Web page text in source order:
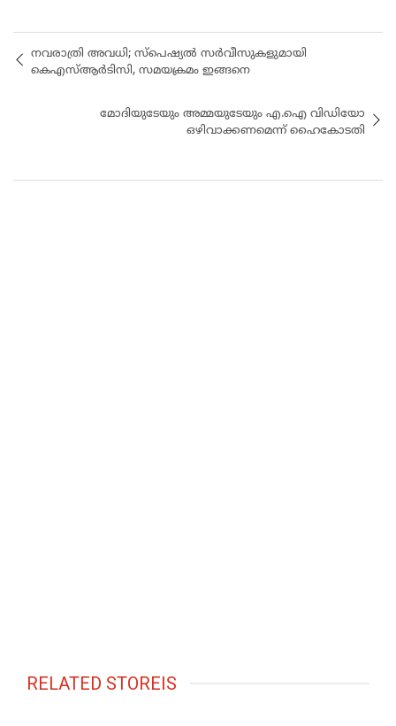
നവരാത്രി അവധി; സ്പെഷ്യൽ സർവീസുകളുമായി
കെഎസ്ആ‍ര്‍ടിസി, സമയക്രമം ഇങ്ങനെ
മോദിയുടേയും അമ്മയുടേയും എ.ഐ വിഡിയോ
ഒഴിവാക്കണമെന്ന് ഹൈകോടതി
RELATED STOREIS